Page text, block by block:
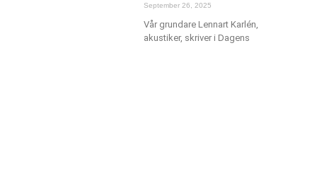
September 26, 2025
Vår grundare Lennart Karlén,
akustiker, skriver i Dagens